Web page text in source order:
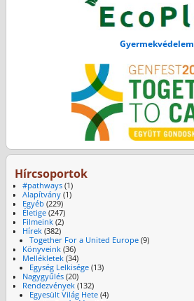
Gyermekvédelem
Hírcsoportok
#pathways(1)
Alapítvány(1)
Egyéb (229)
Életige(247)
Filmeink(2)
Hírek(382)
Together For a United Europe (9)
Könyveink(36)
Mellékletek(34)
Egység Lelkisége (13)
Nagygyűlés(20)
Rendezvények(132)
Egyesült Világ Hete (4)